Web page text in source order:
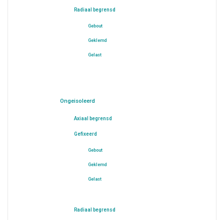
Radiaal begrensd
Gebout
Geklemd
Gelast
Ongeisoleerd
Axiaal begrensd
Gefixeerd
Gebout
Geklemd
Gelast
Radiaal begrensd